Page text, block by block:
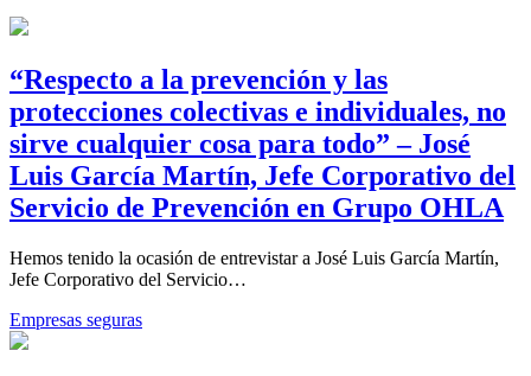
“Respecto a la prevención y las
protecciones colectivas e individuales, no
sirve cualquier cosa para todo” – José
Luis García Martín, Jefe Corporativo del
Servicio de Prevención en Grupo OHLA
Hemos tenido la ocasión de entrevistar a José Luis García Martín,
Jefe Corporativo del Servicio…
Empresas seguras